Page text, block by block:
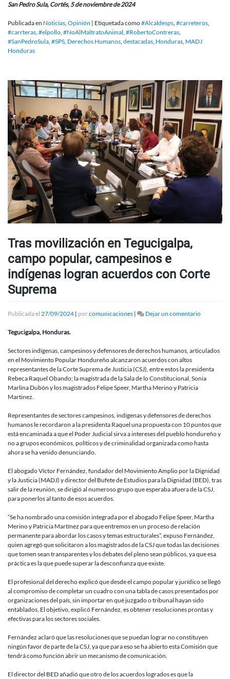
San Pedro Sula, Cortés, 5 de noviembre de 2024
Publicada en Noticias, Opinión | Etiquetada como#Alcaldesps, #carreteros,
#carrteras, #elpollo, #NoAlMaltratoAnimal, #RobertoContreras,
#SanPedroSula, #SPS, Derechos Humanos, destacadas, Honduras, MADJ
Honduras
Tras movilización en Tegucigalpa,
campo popular, campesinos e
indígenas logran acuerdos con Corte
Suprema
Publicada el 27/09/2024 | porcomunicaciones | Dejar un comentarioen
popular,
acuerdos
con
Corte
Suprema
Tegucigalpa, Honduras.
Sectores indígenas, campesinos y defensores de derechos humanos, articulados
en el Movimiento Popular Hondureño alcanzaron acuerdos con altos
representantes de la Corte Suprema de Justicia (CSJ), entre estos la presidenta
Rebeca Raquel Obando; la magistrada de la Sala de lo Constitucional, Sonia
Marlina Dubón y los magistrados Felipe Speer, Martha Merino y Patricia
Martinez.
Representantes de sectores campesinos, indígenas y defensores de derechos
humanos le recordaron a la presidenta Raquel una propuesta con 10 puntos que
está encaminada a que el Poder Judicial sirva a intereses del pueblo hondureño y
no a grupos económicos, políticos y de criminalidad organizada como hasta
ahora se ha venido denunciando.
El abogado Víctor Fernández, fundador del Movimiento Amplio por la Dignidad
y la Justicia (MADJ) y director del Bufete de Estudios para la Dignidad (BED), tras
salir de la reunión, se dirigió al numeroso grupo que esperaba afuera de la CSJ,
para ponerlos al tanto de esos acuerdos.
“Se ha nombrado una comisión integrada por el abogado Felipe Speer, Martha
Merino y Patricia Martínez para que entremos en un proceso de relación
permanente para abordar los casos y temas estructurales”, expuso Fernández,
quien agregó que solicitaron a los magistrados de la CSJ que todas las decisiones
que tomen sean transparentes y los debates del pleno sean públicos, ya que esa
práctica es la que puede superar la desconfianza que existe.
El profesional del derecho explicó que desde el campo popular y jurídico se llegó
al compromiso de completar un cuadro con una tabla de casos presentados por
organizaciones del país, sin importar en qué juzgado o tribunal hayan sido
entablados. El objetivo, explicó Fernández, es obtener resoluciones prontas y
efectivas para los sectores sociales.
Fernández aclaró que las resoluciones que se puedan lograr no constituyen
ningún favor de parte de la CSJ, ya que para eso se ha abierto esta Comisión que
tendrá como función abrir un mecanismo de comunicación.
El director del BED añadió que otro de los acuerdos logrados es que la